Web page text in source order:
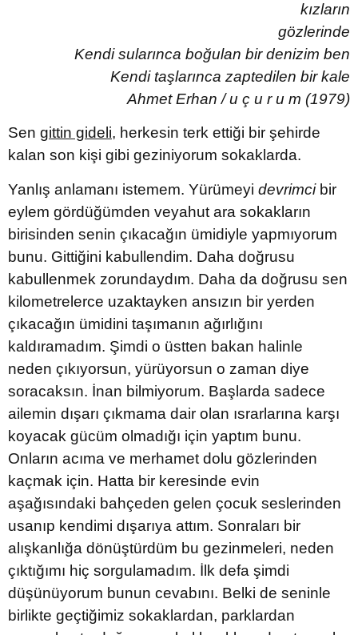
kızların
gözlerinde
Kendi sularınca boğulan bir denizim ben
Kendi taşlarınca zaptedilen bir kale
Ahmet Erhan / u ç u r u m (1979)
Sen gittin gideli, herkesin terk ettiği bir şehirde
kalan son kişi gibi geziniyorum sokaklarda.
Yanlış anlamanı istemem. Yürümeyi devrimcibir
eylem gördüğümden veyahut ara sokakların
birisinden senin çıkacağın ümidiyle yapmıyorum
bunu. Gittiğini kabullendim. Daha doğrusu
kabullenmek zorundaydım. Daha da doğrusu sen
kilometrelerce uzaktayken ansızın bir yerden
çıkacağın ümidini taşımanın ağırlığını
kaldıramadım. Şimdi o üstten bakan halinle
neden çıkıyorsun, yürüyorsun o zaman diye
soracaksın. İnan bilmiyorum. Başlarda sadece
ailemin dışarı çıkmama dair olan ısrarlarına karşı
koyacak gücüm olmadığı için yaptım bunu.
Onların acıma ve merhamet dolu gözlerinden
kaçmak için. Hatta bir keresinde evin
aşağısındaki bahçeden gelen çocuk seslerinden
usanıp kendimi dışarıya attım. Sonraları bir
alışkanlığa dönüştürdüm bu gezinmeleri, neden
çıktığımı hiç sorgulamadım. İlk defa şimdi
düşünüyorum bunun cevabını. Belki de seninle
birlikte geçtiğimiz sokaklardan, parklardan